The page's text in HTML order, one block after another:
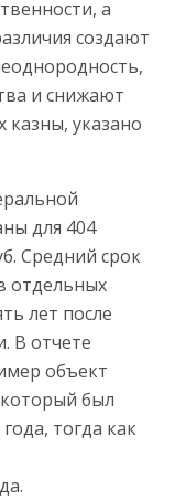
а
создают
и снижают
казны, указано
для 404
Средний срок
отдельных
лет после
В отчете
объект
был
тогда как